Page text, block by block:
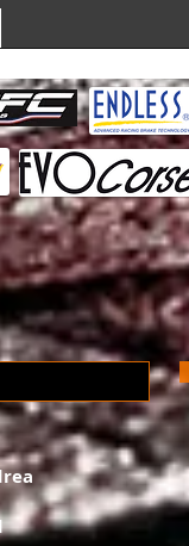
Porsche /
Porsche /
2010-2017 /
Porsche /
2010-2017 /
Iron Discs) 2014-
Porsche /
Turbo (92A) 2010-
Discs) 2010-2014
Porsche /
Turbo (92A)
Discs) 2014-2017
Porsche /
Turbo (92A) 2010-
Iron Discs) 2013-
Porsche /
Turbo (92A) 2010-
Iron Discs) 2015-
Porsche /
(9Y0) 2017-
2017-Present